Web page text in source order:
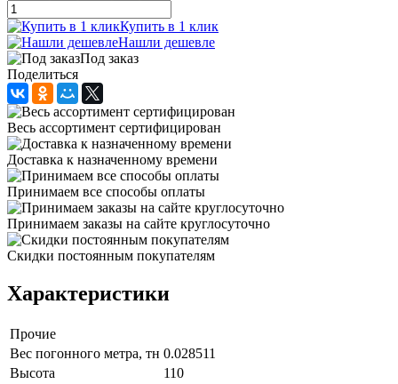
Купить в 1 клик
Нашли дешевле
Под заказ
Поделиться
Весь ассортимент сертифицирован
Доставка к назначенному времени
Принимаем все способы оплаты
Принимаем заказы на сайте круглосуточно
Скидки постоянным покупателям
Характеристики
Прочие
Вес погонного метра, тн 0.028511
Высота
110